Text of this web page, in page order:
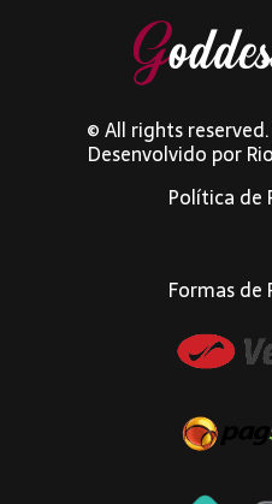
© All rights
Desenvolvido por
Política de
Formas de